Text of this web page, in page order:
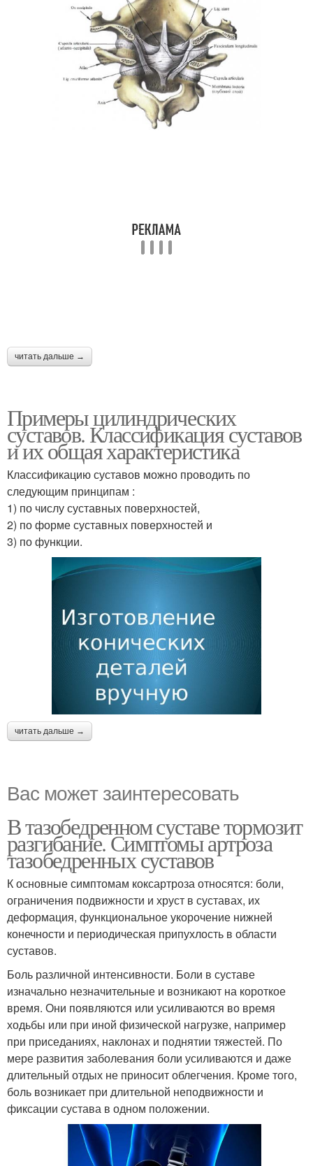
читать дальше →
Примеры цилиндрических
суставов. Классификация суставов
и их общая характеристика
Классификацию суставов можно проводить по
следующим принципам :
1) по числу суставных поверхностей,
2) по форме суставных поверхностей и
3) по функции.
читать дальше →
Вас может заинтересовать
В тазобедренном суставе тормозит
разгибание. Симптомы артроза
тазобедренных суставов
К основные симптомам коксартроза относятся: боли,
ограничения подвижности и хруст в суставах, их
деформация, функциональное укорочение нижней
конечности и периодическая припухлость в области
суставов.
Боль различной интенсивности. Боли в суставе
изначально незначительные и возникают на короткое
время. Они появляются или усиливаются во время
ходьбы или при иной физической нагрузке, например
при приседаниях, наклонах и поднятии тяжестей. По
мере развития заболевания боли усиливаются и даже
длительный отдых не приносит облегчения. Кроме того,
боль возникает при длительной неподвижности и
фиксации сустава в одном положении.